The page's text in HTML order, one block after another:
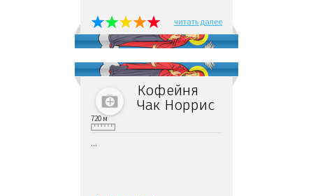
читать далее
Кофейня
Чак Норрис
720 м
...